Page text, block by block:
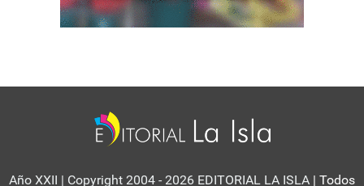
Año XXII | Copyright 2004 - 2026 EDITORIAL LA ISLA | Todos